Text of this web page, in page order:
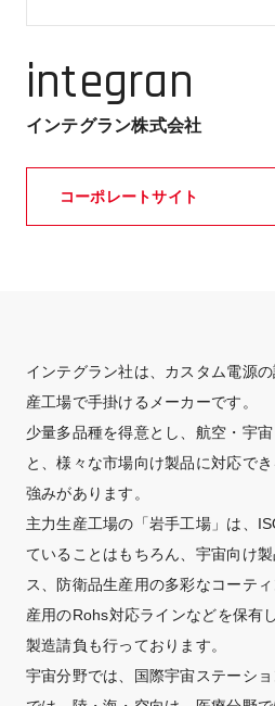
integran
インテグラン株式会社
コーポレートサイト
インテグラン社は、カスタム電源
産工場で手掛けるメーカーです。
少量多品種を得意とし、航空・宇
と、様々な市場向け製品に対応で
強みがあります。
主力生産工場の「岩手工場」は、
ていることはもちろん、宇宙向け
ス、防衛品生産用の多彩なコーテ
産用のRohs対応ラインなどを保有
製造請負も行っております。
宇宙分野では、国際宇宙ステーシ